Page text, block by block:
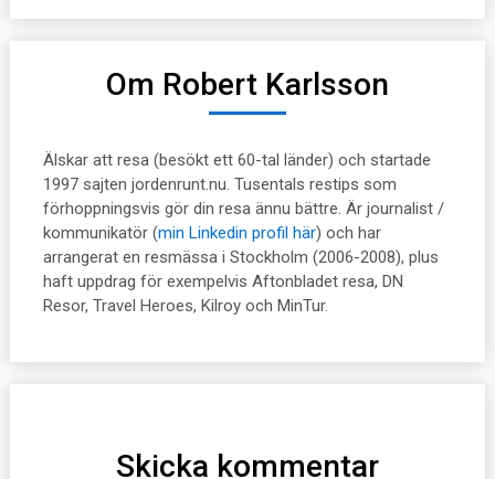
Om Robert Karlsson
Älskar att resa (besökt ett 60-tal länder) och startade
1997 sajten jordenrunt.nu. Tusentals restips som
förhoppningsvis gör din resa ännu bättre. Är journalist /
kommunikatör (min Linkedin profil här) och har
arrangerat en resmässa i Stockholm (2006-2008), plus
haft uppdrag för exempelvis Aftonbladet resa, DN
Resor, Travel Heroes, Kilroy och MinTur.
Skicka kommentar